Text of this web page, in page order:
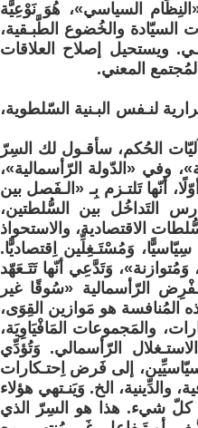
السياسي»، هُوَ نَوْعِيَّة
السيّادة والخُضوع الطَّبـقية،
ويستحيل إصلاح العلاقات
المعني.
لنـفس البـنية السّلطوية،
الحُكم، سأقـول لك السِرّ
وفي «الدّولة الرّأسمالية»،
أنّها تَلتـزم بِـ «الـفَصل بين
التَداخُل بين السُّلطتين،
الاقتصادية، والاستحواذ
وَمُسْتَـغِلِّين اِقتصاديًّا.
وَمُتوازنة»، وَتَدَّعِي أنّها تَتَـعَهّد
الرّأسمالية «سُوقًا غير
هو مَوازين القِوَى،
والمَجموعات المَافْيَاوِيَة،
الرّأسمالي. وَتُؤدِّي
إلى فَرض اِحتـكارات
والدِّينية، الخ. وَيَنـتهي هؤلاء
كلّ شيء. هذا هو السِرّ الذي